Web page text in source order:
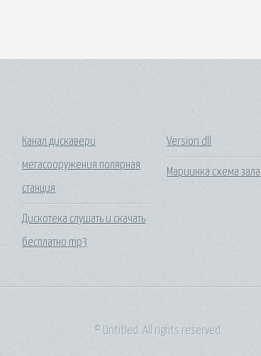
Канал дискавери
мегасооружения полярная
станция
Дискотека слушать и скачать
бесплатно mp3
Version dll
Мариинка схема зала
© Untitled. All rights reserved.